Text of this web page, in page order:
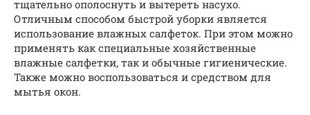
тщательно ополоснуть и вытереть насухо.
Отличным способом быстрой уборки является
использование влажных салфеток. При этом можно
применять как специальные хозяйственные
влажные салфетки, так и обычные гигиенические.
Также можно воспользоваться и средством для
мытья окон.